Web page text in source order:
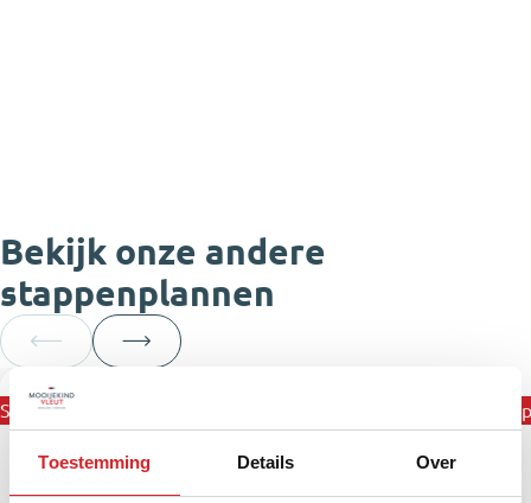
Toestemming Details Over
Bekijk onze andere
stappenplannen
Stappenplan